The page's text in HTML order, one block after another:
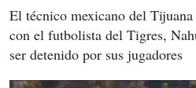
El técnico mexicano del
con el futbolista del Tigres,
ser detenido por sus jugadores